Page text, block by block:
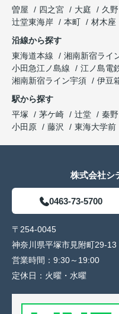
曽屋
四之宮 大庭 久野
辻堂東海岸
本町
材木座
沿線から探す
東海道本線
湘南新宿ライ
小田急江ノ島線
江ノ島電
湘南新宿ライン宇須
伊豆
駅から探す
平塚
茅ケ崎 辻堂 秦野
小田原
藤沢 東海大学前
株式会社シ
0463-73-5700
〒254-0045
神奈川県平塚市見附町29-13
営業時間： 9:30～19:00
定休日： 火曜・水曜